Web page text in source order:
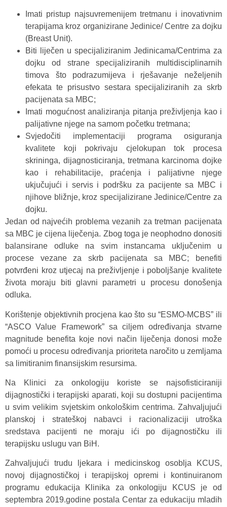
Imati pristup najsuvremenijem tretmanu i inovativnim
terapijama kroz organizirane Jedinice/ Centre za dojku
(Breast Unit).
Biti liječen u specijaliziranim Jedinicama/Centrima za
dojku od strane specijaliziranih multidisciplinarnih
timova što podrazumijeva i rješavanje neželjenih
efekata te prisustvo sestara specijaliziranih za skrb
pacijenata sa MBC;
Imati mogućnost analiziranja pitanja preživljenja kao i
palijativne njege na samom početku tretmana;
Svjedočiti implementaciji programa osiguranja
kvalitete koji pokrivaju cjelokupan tok procesa
skrininga, dijagnosticiranja, tretmana karcinoma dojke
kao i rehabilitacije, praćenja i palijativne njege
ukjučujući i servis i podršku za pacijente sa MBC i
njihove bližnje, kroz specijalizirane Jedinice/Centre za
dojku.
Jedan od najvećih problema vezanih za tretman pacijenata
sa MBC je cijena liječenja. Zbog toga je neophodno donositi
balansirane odluke na svim instancama uključenim u
procese vezane za skrb pacijenata sa MBC; benefiti
potvrđeni kroz utjecaj na preživljenje i poboljšanje kvalitete
života moraju biti glavni parametri u procesu donošenja
odluka.
Korištenje objektivnih procjena kao što su “ESMO-MCBS” ili
“ASCO Value Framework” sa ciljem određivanja stvarne
magnitude benefita koje novi način liječenja donosi može
pomoći u procesu određivanja prioriteta naročito u zemljama
sa limitiranim finansijskim resursima.
Na Klinici za onkologiju koriste se najsofisticiraniji
dijagnostički i terapijski aparati, koji su dostupni pacijentima
u svim velikim svjetskim onkološkim centrima. Zahvaljujući
planskoj i strateškoj nabavci i racionalizaciji utroška
sredstava pacijenti ne moraju ići po dijagnostičku ili
terapijsku uslugu van BiH.
Zahvaljujući trudu ljekara i medicinskog osoblja KCUS,
novoj dijagnostičkoj i terapijskoj opremi i kontinuiranom
programu edukacija Klinika za onkologiju KCUS je od
septembra 2019.godine postala Centar za edukaciju mladih